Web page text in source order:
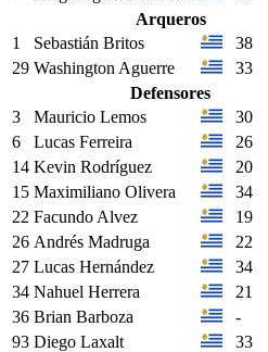
Arqueros
1
Sebastián Britos 38
29 Washington Aguerre 33
Defensores
3
Mauricio Lemos 30
6
Lucas Ferreira 26
14 Kevin Rodríguez 20
15 Maximiliano Olivera 34
22 Facundo Alvez 19
26 Andrés Madruga 22
27 Lucas Hernández 34
34 Nahuel Herrera 21
36 Brian Barboza -
93 Diego Laxalt 33